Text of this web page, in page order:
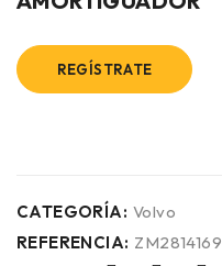
REGÍSTRATE
CATEGORÍA: Volvo
REFERENCIA: ZM2814169